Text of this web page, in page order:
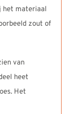
het materiaal
zout of
van
heet
Het